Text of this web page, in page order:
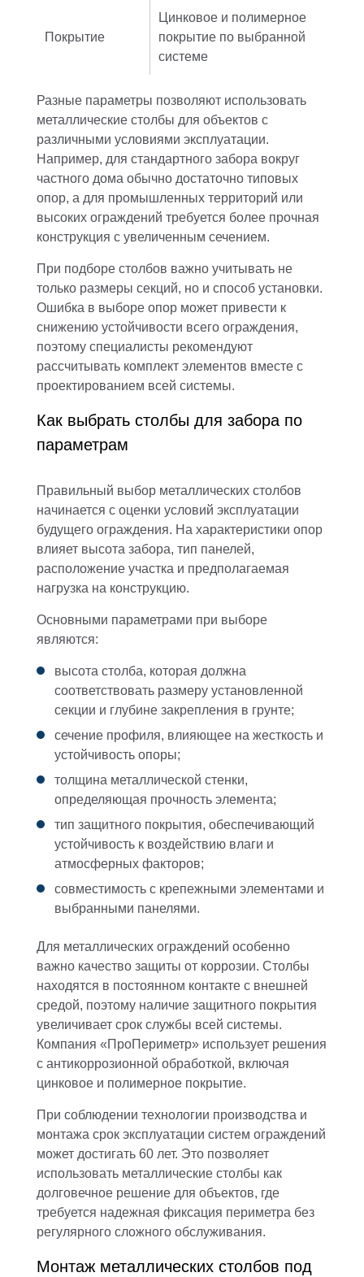
Покрытие
Цинковое и полимерное
покрытие по выбранной
системе
Разные параметры позволяют использовать
металлические столбы для объектов с
различными условиями эксплуатации.
Например, для стандартного забора вокруг
частного дома обычно достаточно типовых
опор, а для промышленных территорий или
высоких ограждений требуется более прочная
конструкция с увеличенным сечением.
При подборе столбов важно учитывать не
только размеры секций, но и способ установки.
Ошибка в выборе опор может привести к
снижению устойчивости всего ограждения,
поэтому специалисты рекомендуют
рассчитывать комплект элементов вместе с
проектированием всей системы.
Как выбрать столбы для забора по
параметрам
Правильный выбор металлических столбов
начинается с оценки условий эксплуатации
будущего ограждения. На характеристики опор
влияет высота забора, тип панелей,
расположение участка и предполагаемая
нагрузка на конструкцию.
Основными параметрами при выборе
являются:
высота столба, которая должна
соответствовать размеру установленной
секции и глубине закрепления в грунте;
сечение профиля, влияющее на жесткость и
устойчивость опоры;
толщина металлической стенки,
определяющая прочность элемента;
тип защитного покрытия, обеспечивающий
устойчивость к воздействию влаги и
атмосферных факторов;
совместимость с крепежными элементами и
выбранными панелями.
Для металлических ограждений особенно
важно качество защиты от коррозии. Столбы
находятся в постоянном контакте с внешней
средой, поэтому наличие защитного покрытия
увеличивает срок службы всей системы.
Компания «ПроПериметр» использует решения
с антикоррозионной обработкой, включая
цинковое и полимерное покрытие.
При соблюдении технологии производства и
монтажа срок эксплуатации систем ограждений
может достигать 60 лет. Это позволяет
использовать металлические столбы как
долговечное решение для объектов, где
требуется надежная фиксация периметра без
регулярного сложного обслуживания.
Монтаж металлических столбов под